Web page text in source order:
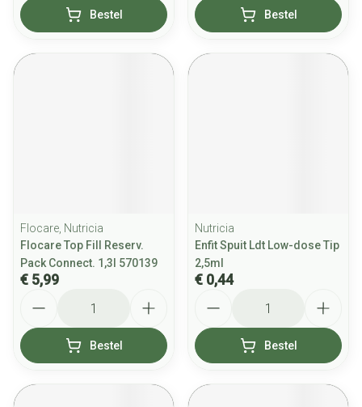
Bestel Bestel
Flocare, Nutricia
Flocare Top Fill Reserv.
Pack Connect. 1,3l 570139
€ 5,99
Bestel
Nutricia
Enfit Spuit Ldt Low-dose Tip
2,5ml
€ 0,44
Bestel